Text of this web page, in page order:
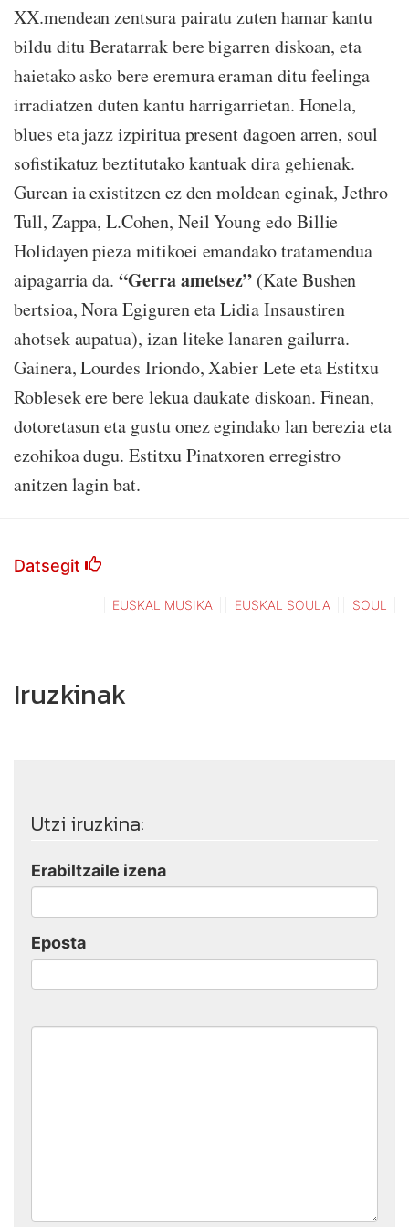
XX.mendean zentsura pairatu zuten hamar kantu
bildu ditu Beratarrak bere bigarren diskoan, eta
haietako asko bere eremura eraman ditu feelinga
irradiatzen duten kantu harrigarrietan. Honela,
blues eta jazz izpiritua present dagoen arren, soul
sofistikatuz beztitutako kantuak dira gehienak.
Gurean ia existitzen ez den moldean eginak, Jethro
Tull, Zappa, L.Cohen, Neil Young edo Billie
Holidayen pieza mitikoei emandako tratamendua
aipagarria da.“Gerra ametsez” (Kate Bushen
bertsioa, Nora Egiguren eta Lidia Insaustiren
ahotsek aupatua), izan liteke lanaren gailurra.
Gainera, Lourdes Iriondo, Xabier Lete eta Estitxu
Roblesek ere bere lekua daukate diskoan. Finean,
dotoretasun eta gustu onez egindako lan berezia eta
ezohikoa dugu. Estitxu Pinatxoren erregistro
anitzen lagin bat.
Datsegit
EUSKAL MUSIKA EUSKAL SOULA SOUL
Iruzkinak
Utzi iruzkina:
Erabiltzaile izena
Eposta